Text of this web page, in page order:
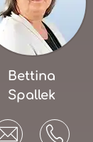
Bettina
Spallek